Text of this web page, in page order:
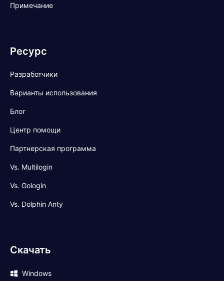
Примечание
Ресурс
Разработчики
Варианты использования
Блог
Центр помощи
Партнерская программа
Vs. Multilogin
Vs. Gologin
Vs. Dolphin Anty
Скачать
Windows